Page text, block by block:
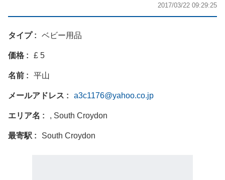
2017/03/22 09:29:25
タイプ ベビー用品
価格 £ 5
名前 平山
メールアドレス a3c1176@yahoo.co.jp
エリア名 , South Croydon
最寄駅 South Croydon